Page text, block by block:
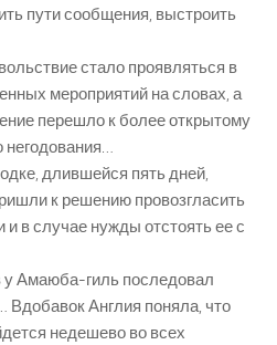
пути сообщения, выстроить
стало проявляться в
мероприятий на словах, а
перешло к более открытому
негодования…
длившейся пять дней,
к решению провозгласить
и в случае нужды отстоять ее с
у Амаюба-гиль последовал
Англия поняла, что
недешево во всех